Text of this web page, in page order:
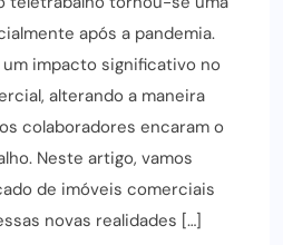
após a pandemia.
um impacto significativo no
alterando a maneira
colaboradores encaram o
Neste artigo, vamos
de imóveis comerciais
novas realidades […]